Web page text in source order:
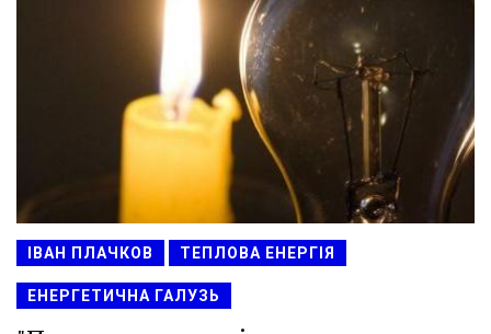
ІВАН ПЛАЧКОВ ТЕПЛОВА ЕНЕРГІЯ
ЕНЕРГЕТИЧНА ГАЛУЗЬ